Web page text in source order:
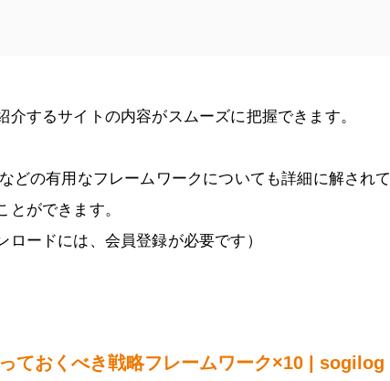
するサイトの内容がスムーズに把握できます。
どの有用なフレームワークについても詳細に解されて
ができます。
ロードには、会員登録が必要です）
ておくべき戦略フレームワーク×10 | sogilog